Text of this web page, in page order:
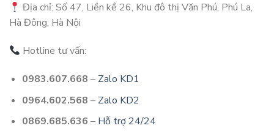
Địa chỉ: Số 47, Liền kề 26, Khu đô thị Văn Phú, Phú La,
Hà Đông, Hà Nội
Hotline tư vấn:
0983.607.668 – Zalo KD1
0964.602.568 – Zalo KD2
0869.685.636 – Hỗ trợ 24/24